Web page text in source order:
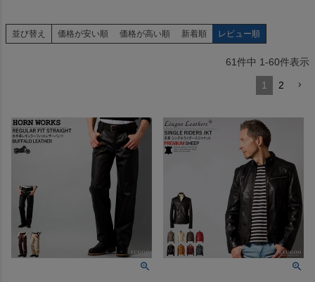
並び替え 価格が安い順 価格が高い順 新着順 レビュー順
61件中 1-60件表示
1 2